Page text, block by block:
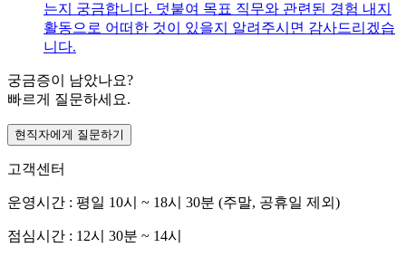
는지 궁금합니다. 덧붙여 목표 직무와 관련된 경험 내지
활동으로 어떠한 것이 있을지 알려주시면 감사드리겠습
니다.
궁금증이 남았나요?
빠르게 질문하세요.
현직자에게 질문하기
고객센터
운영시간 : 평일 10시 ~ 18시 30분 (주말, 공휴일 제외)
점심시간 : 12시 30분 ~ 14시